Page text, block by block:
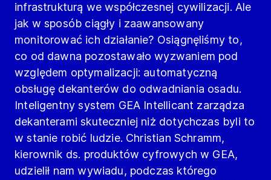
infrastrukturą we współczesnej cywilizacji. Ale
jak w sposób ciągły i zaawansowany
monitorować ich działanie? Osiągnęliśmy to,
co od dawna pozostawało wyzwaniem pod
względem optymalizacji: automatyczną
obsługę dekanterów do odwadniania osadu.
Inteligentny system GEA Intellicant zarządza
dekanterami skuteczniej niż dotychczas byli to
w stanie robić ludzie. Christian Schramm,
kierownik ds. produktów cyfrowych w GEA,
udzielił nam wywiadu, podczas którego